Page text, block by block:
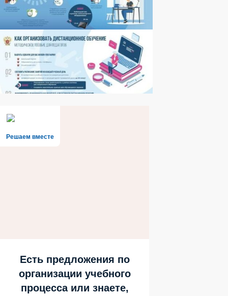
Решаем вместе
Есть предложения по
организации учебного
процесса или знаете,